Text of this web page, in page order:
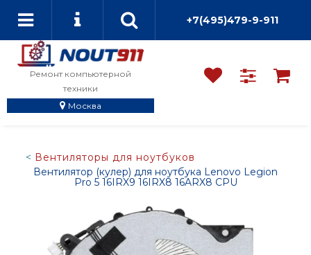
+7(495)479-9-911
Ремонт компьютерной
техники
Москва
Вентиляторы для ноутбуков
Вентилятор (кулер) для ноутбука Lenovo Legion
Pro 5 16IRX9 16IRX8 16ARX8 CPU